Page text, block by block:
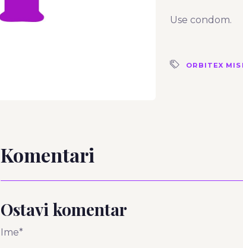
Use condom.
ORBITEX
Komentari
Ostavi komentar
Ime*